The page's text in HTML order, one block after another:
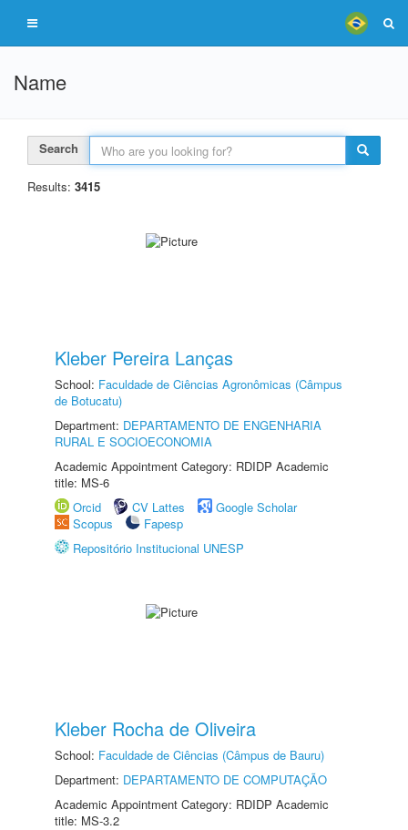
Name
Search
Results: 3415
Kleber Pereira Lanças
School: Faculdade de Ciências Agronômicas (Câmpus
de Botucatu)
Department: DEPARTAMENTO DE ENGENHARIA
RURAL E SOCIOECONOMIA
Academic Appointment Category: RDIDP Academic
title: MS-6
Orcid
CV Lattes
Google Scholar
Scopus
Fapesp
Repositório Institucional UNESP
Kleber Rocha de Oliveira
School: Faculdade de Ciências (Câmpus de Bauru)
Department: DEPARTAMENTO DE COMPUTAÇÃO
Academic Appointment Category: RDIDP Academic
title: MS-3.2